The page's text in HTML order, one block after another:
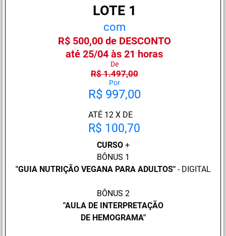
LOTE 1
com
R$ 500,00 de DESCONTO
até 25/04 às 21 horas
De
R$ 1.497,00
Por
R$ 997,00
ATÉ 12 X DE
R$ 100,70
CURSO+
BÔNUS 1
"GUIA NUTRIÇÃO VEGANA PARA ADULTOS" - DIGITAL
BÔNUS 2
"AULA DE INTERPRETAÇÃO
DE HEMOGRAMA"